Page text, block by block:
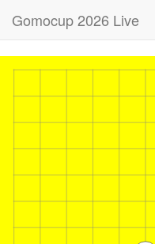
Gomocup 2026 Live